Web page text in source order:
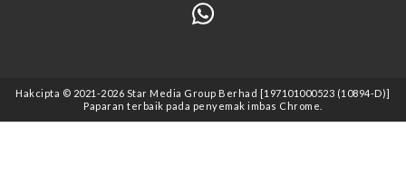
Hakcipta © 2021 -2026 Star Media Group Berhad [197101000523 (10894-D)]
Paparan terbaik pada penyemak imbas Chrome.